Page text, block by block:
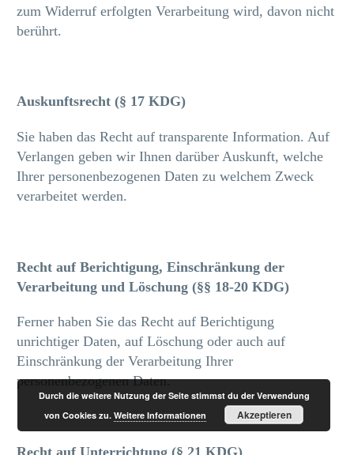
zum Widerruf erfolgten Verarbeitung wird, davon nicht
berührt.
Auskunftsrecht (§ 17 KDG)
Sie haben das Recht auf transparente Information. Auf
Verlangen geben wir Ihnen darüber Auskunft, welche
Ihrer personenbezogenen Daten zu welchem Zweck
verarbeitet werden.
Recht auf Berichtigung, Einschränkung der
Verarbeitung und Löschung (§§ 18-20 KDG)
Ferner haben Sie das Recht auf Berichtigung
unrichtiger Daten, auf Löschung oder auch auf
Einschränkung der Verarbeitung Ihrer
personenbezogenen Daten.
Durch die weitere Nutzung der Seite stimmst du der Verwendung
von Cookies zu.Weitere Informationen Akzeptieren